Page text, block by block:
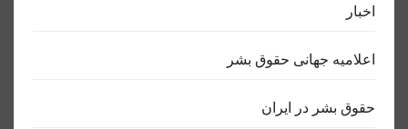
اخبار
اعلاميه جهانی حقوق بشر
حقوق بشر در ایران